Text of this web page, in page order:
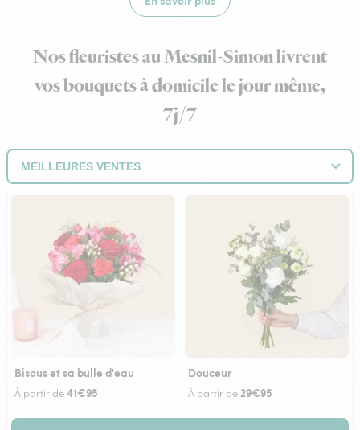
Nos fleuristes au Mesnil-Simon livrent
vos bouquets à domicile le jour même,
7j/7
Bisous et sa bulle d'eau
À partir de41€95
Douceur
À partir de29€95